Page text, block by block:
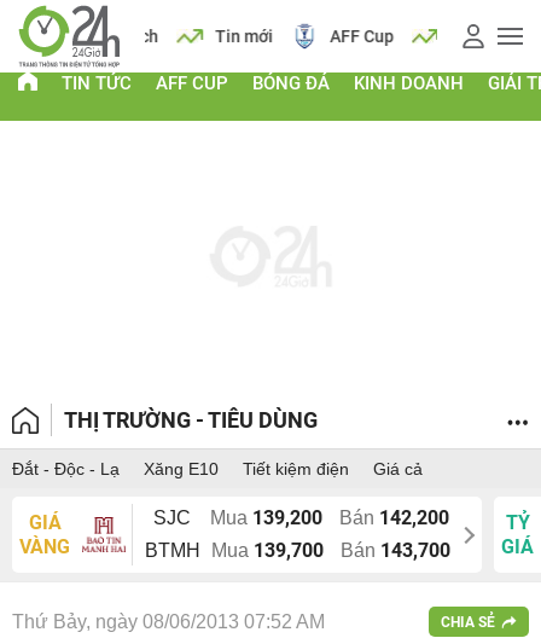
Lịch Tin mới AFF Cup Giá vàng
TIN TỨC AFF CUP BÓNG ĐÁ KINH DOANH GIẢI
THỊ TRƯỜNG - TIÊU DÙNG
Đắt - Độc - Lạ Xăng E10 Tiết kiệm điện Giá cả
GIÁ
VÀNG
SJC Mua 139,200 Bán 142,200
BTMH Mua 139,700 Bán 143,700
TỶ
GIÁ
Thứ Bảy, ngày 08/06/2013 07:52 AM CHIA SẺ